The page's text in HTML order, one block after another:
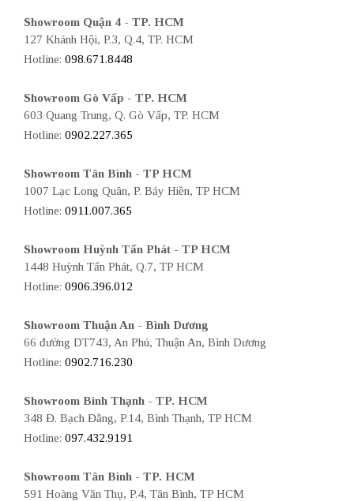
Showroom Quận 4 - TP. HCM
127 Khánh Hội, P.3, Q.4, TP. HCM
Hotline: 098.671.8448
Showroom Gò Vấp - TP. HCM
603 Quang Trung, Q. Gò Vấp, TP. HCM
Hotline: 0902.227.365
Showroom Tân Bình - TP HCM
1007 Lạc Long Quân, P. Bảy Hiền, TP HCM
Hotline: 0911.007.365
Showroom Huỳnh Tấn Phát - TP HCM
1448 Huỳnh Tấn Phát, Q.7, TP HCM
Hotline: 0906.396.012
Showroom Thuận An - Bình Dương
66 đường DT743, An Phú, Thuận An, Bình Dương
Hotline: 0902.716.230
Showroom Bình Thạnh - TP. HCM
348 Đ. Bạch Đằng, P.14, Bình Thạnh, TP HCM
Hotline: 097.432.9191
Showroom Tân Bình - TP. HCM
591 Hoàng Văn Thụ, P.4, Tân Bình, TP HCM